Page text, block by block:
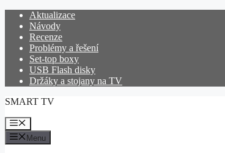
Přeskočit
obsah
Aktualizace
Návody
Recenze
Problémy a řešení
Set-top boxy
USB Flash disky
Držáky a stojany na TV
SMART TV
Menu
Menu